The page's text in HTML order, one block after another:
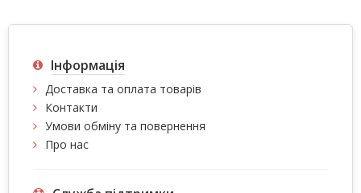
Інформація
Доставка та оплата товарів
Контакти
Умови обміну та повернення
Про нас